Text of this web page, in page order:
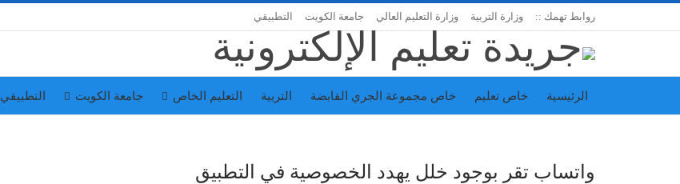
روابط تهمك :: وزارة التربية وزارة التعليم العالي جامعة الكويت التطبيقي
الرئيسية خاص تعليم خاص مجموعة الجري القابضة التربية التعليم الخاص جامعة الكويت التطبيقي
واتساب تقر بوجود خلل يهدد الخصوصية في التطبيق